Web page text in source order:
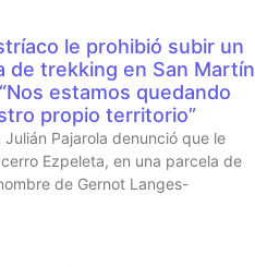
le prohibió subir un
de trekking en San Martín
estamos quedando
propio territorio”
Julián Pajarola denunció que le
Ezpeleta, en una parcela de
de Gernot Langes-